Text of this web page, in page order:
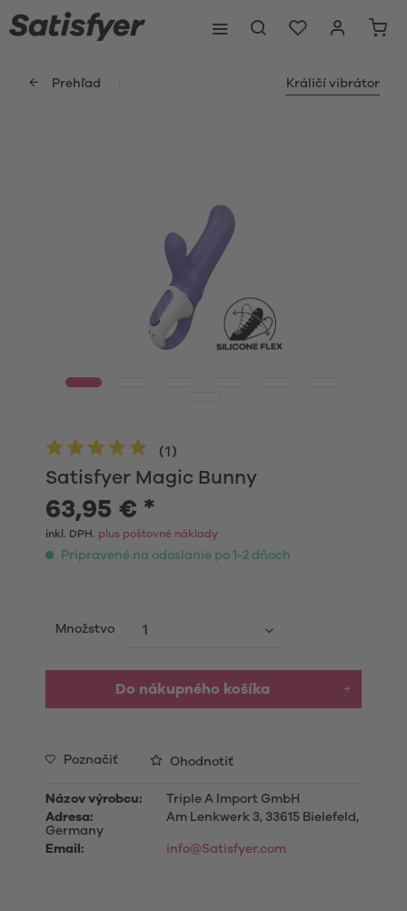
Prehľad Králičí vibrátor
Satisfyer Magic Bunny
(1 )
63,95 € *
inkl. DPH. plus poštovné náklady
Pripravené na odoslanie po 1-2 dňoch
Množstvo
Do nákupného košíka
Poznačiť Ohodnotiť
Názov výrobcu:
Triple A Import GmbH
Adresa:
Am Lenkwerk 3, 33615 Bielefeld,
Germany
Email:
info@Satisfyer.com